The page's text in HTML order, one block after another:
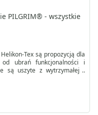
PILGRIM® - wszystkie
Tex są propozycją dla
od ubrań funkcjonalności i
są uszyte z wytrzymałej i
długie użytkowanie.
ma wszytą cienką piankę
i osłonę okolicy nerek przed